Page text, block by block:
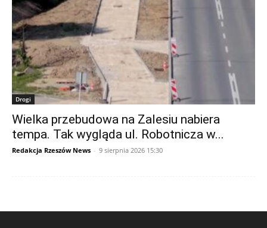
Drogi
Wielka przebudowa na Zalesiu nabiera
tempa. Tak wygląda ul. Robotnicza w...
Redakcja Rzeszów News - 9 sierpnia 2026 15:30